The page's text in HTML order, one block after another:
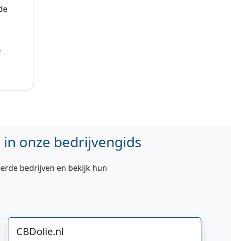
onze bedrijvengids
bedrijven en bekijk hun
CBDolie.nl